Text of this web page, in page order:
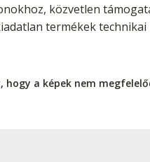
közvetlen
termékek
a képek nem